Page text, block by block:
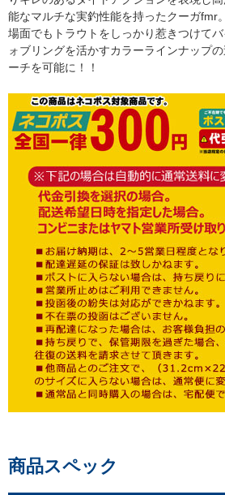
能なマルチな実釣性能を持ったクーガfmr
場面でもトラウトをしっかり惹きつけて
ォブリングを活かすカラーラインナップ
ーチを可能に！！
商品スペック